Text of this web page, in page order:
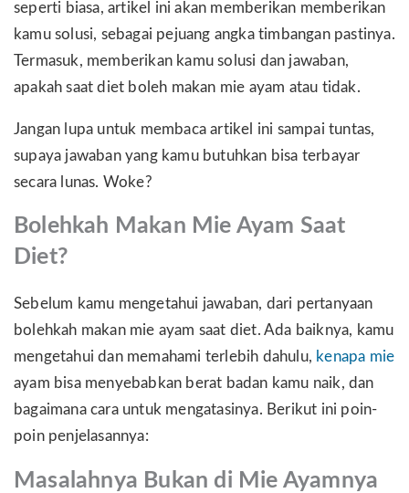
seperti biasa, artikel ini akan memberikan memberikan
kamu solusi, sebagai pejuang angka timbangan pastinya.
Termasuk, memberikan kamu solusi dan jawaban,
apakah saat diet boleh makan mie ayam atau tidak.
Jangan lupa untuk membaca artikel ini sampai tuntas,
supaya jawaban yang kamu butuhkan bisa terbayar
secara lunas. Woke?
Bolehkah Makan Mie Ayam Saat
Diet?
Sebelum kamu mengetahui jawaban, dari pertanyaan
bolehkah makan mie ayam saat diet. Ada baiknya, kamu
mengetahui dan memahami terlebih dahulu, kenapa mie
ayam bisa menyebabkan berat badan kamu naik, dan
bagaimana cara untuk mengatasinya. Berikut ini poin-
poin penjelasannya:
Masalahnya Bukan di Mie Ayamnya